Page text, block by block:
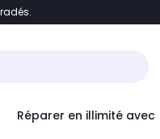
Réparer en illimité avec